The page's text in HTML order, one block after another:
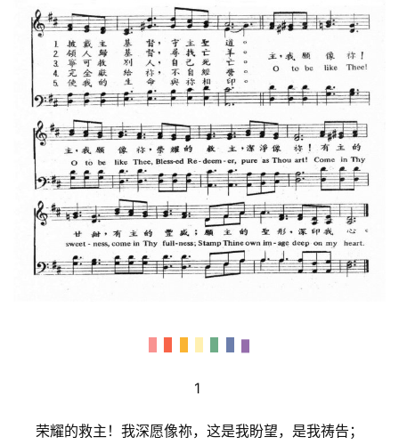
讲
座
登录 注册
1
荣耀的救主！我深愿像祢，这是我盼望，是我祷告；